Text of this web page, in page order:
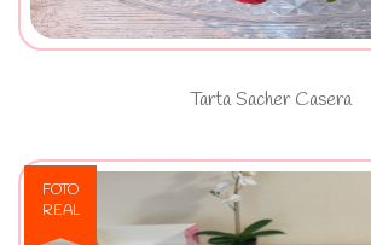
Tarta Sacher Casera
FOTO
REAL